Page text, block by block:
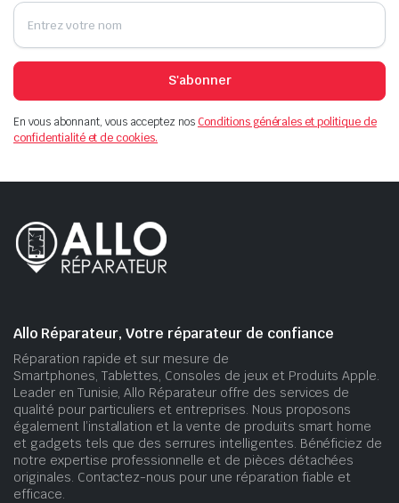
S'abonner
En vous abonnant, vous acceptez nosConditions générales et politique de
confidentialité et de cookies.
Allo Réparateur, Votre réparateur de confiance
Réparation rapide et sur mesure de
Smartphones, Tablettes, Consoles de jeux et Produits Apple.
Leader en Tunisie, Allo Réparateur offre des services de
qualité pour particuliers et entreprises. Nous proposons
également l’installation et la vente de produits smart home
et gadgets tels que des serrures intelligentes. Bénéficiez de
notre expertise professionnelle et de pièces détachées
originales. Contactez-nous pour une réparation fiable et
efficace.